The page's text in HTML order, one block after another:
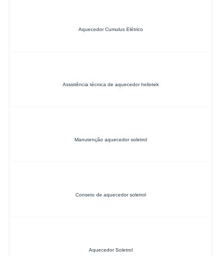
Aquecedor Cumulus Elétrico
Assistência técnica de aquecedor heliotek
Manutenção aquecedor soletrol
Conseto de aquecedor soletrol
Aquecedor Soletrol